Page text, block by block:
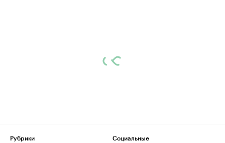
Рубрики
Социальные